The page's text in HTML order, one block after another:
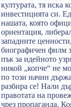
културата, тя иска
инвестицията си.
нашата, която
ориентация,
западните
биографичен филм
пък за идейното
никой „копче“ не
по този начин
разбира се! Нали
правотата на
чрез пропаганда.